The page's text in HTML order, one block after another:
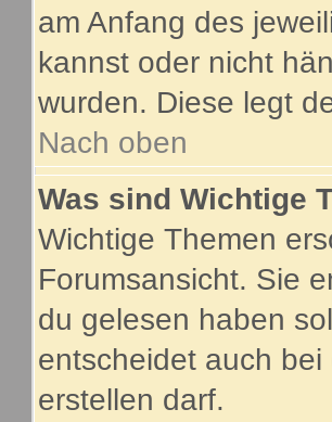
am Anfang des
kannst oder nicht
wurden. Diese legt
Nach oben
Was sind Wichtige
Wichtige Themen
Forumsansicht. Sie
du gelesen haben
entscheidet auch
erstellen darf.